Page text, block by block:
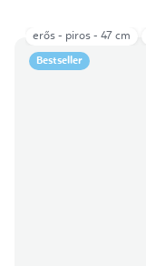
Bestseller
erős - piros - 47 cm